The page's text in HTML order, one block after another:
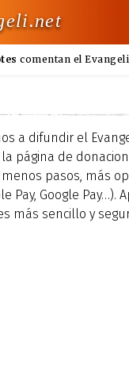
comentan el
a difundir el
página de
pasos, más
Pay, Google Pay…).
más sencillo y